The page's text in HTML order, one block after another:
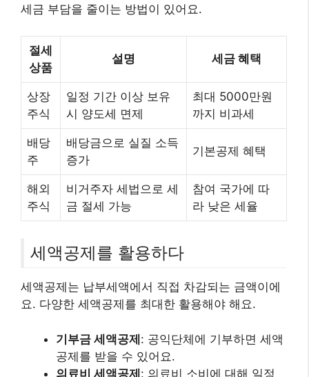
세금 부담을 줄이는 방법이 있어요.
절세
상품
설명 세금 혜택
상장
주식
일정 기간 이상 보유
시 양도세 면제
최대 5000만원
까지 비과세
배당
주
배당금으로 실질 소득
증가
기본공제 혜택
해외
주식
비거주자 세법으로 세
금 절세 가능
참여 국가에 따
라 낮은 세율
세액공제를 활용하다
세액공제는 납부세액에서 직접 차감되는 금액이에
요. 다양한 세액공제를 최대한 활용해야 해요.
기부금 세액공제: 공익단체에 기부하면 세액
공제를 받을 수 있어요.
의료비 세액공제: 의료비 소비에 대해 일정